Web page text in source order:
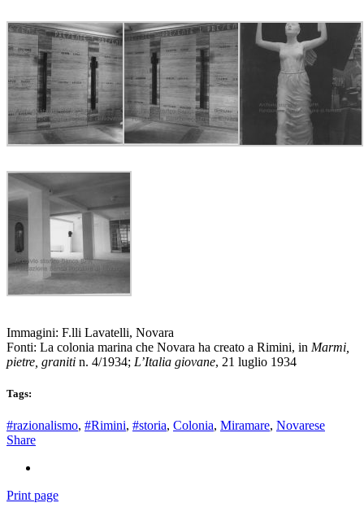
Immagini: F.lli Lavatelli, Novara
Fonti: La colonia marina che Novara ha creato a Rimini, in Marmi,
pietre, graniti n. 4/1934; L’Italia giovane, 21 luglio 1934
Tags:
#razionalismo, #Rimini, #storia, Colonia, Miramare, Novarese
Share
Print page